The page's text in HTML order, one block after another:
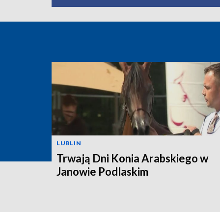
LUBLIN
Trwają Dni Konia Arabskiego w
Janowie Podlaskim